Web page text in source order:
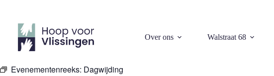
inhoud
Over ons Walstraat 68
« Alle Evenementen
Evenementenreeks: Dagwijding